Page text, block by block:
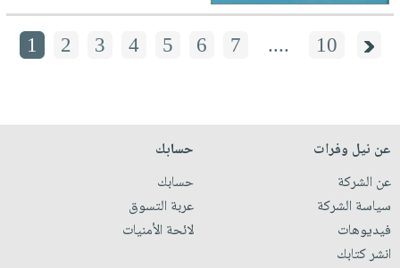
1 2 3 4 5 6 7 .... 10
عن نيل وفرات
عن الشركة
سياسة الشركة
فيديوهات
انشر كتابك
حسابك
حسابك
عربة التسوق
لائحة الأمنيات